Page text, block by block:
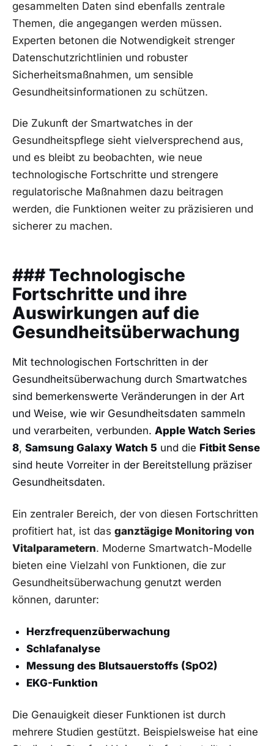
⁤gesammelten Daten sind ebenfalls zentrale
Themen, die angegangen werden müssen.
Experten betonen die Notwendigkeit strenger
Datenschutzrichtlinien und ⁣robuster
Sicherheitsmaßnahmen, um sensible
Gesundheitsinformationen zu schützen.
Die Zukunft der Smartwatches in der
Gesundheitspflege‌ sieht vielversprechend aus,
und es bleibt ⁢zu beobachten, wie neue
technologische Fortschritte und strengere
regulatorische Maßnahmen dazu ⁣beitragen
werden, die‌ Funktionen weiter ⁤zu‍ präzisieren und
sicherer zu ⁤machen.
### Technologische‌
Fortschritte und ihre
Auswirkungen auf die
Gesundheitsüberwachung
Mit technologischen Fortschritten in der​
Gesundheitsüberwachung durch Smartwatches
sind bemerkenswerte Veränderungen in der Art
und Weise, wie wir Gesundheitsdaten sammeln
und verarbeiten, verbunden. Apple Watch Series
8, Samsung Galaxy Watch 5 und die Fitbit Sense
sind heute Vorreiter in der Bereitstellung präziser
Gesundheitsdaten.
Ein zentraler Bereich, der von diesen Fortschritten
profitiert hat, ist das‍ ganztägige Monitoring ⁢von
Vitalparametern. Moderne Smartwatch-Modelle
bieten eine Vielzahl von⁢ Funktionen,​ die zur
Gesundheitsüberwachung genutzt⁢ werden
können, darunter:
Herzfrequenzüberwachung
Schlafanalyse
Messung⁣ des Blutsauerstoffs (SpO2)
EKG-Funktion
Die Genauigkeit dieser Funktionen ist durch
mehrere Studien gestützt. Beispielsweise hat eine